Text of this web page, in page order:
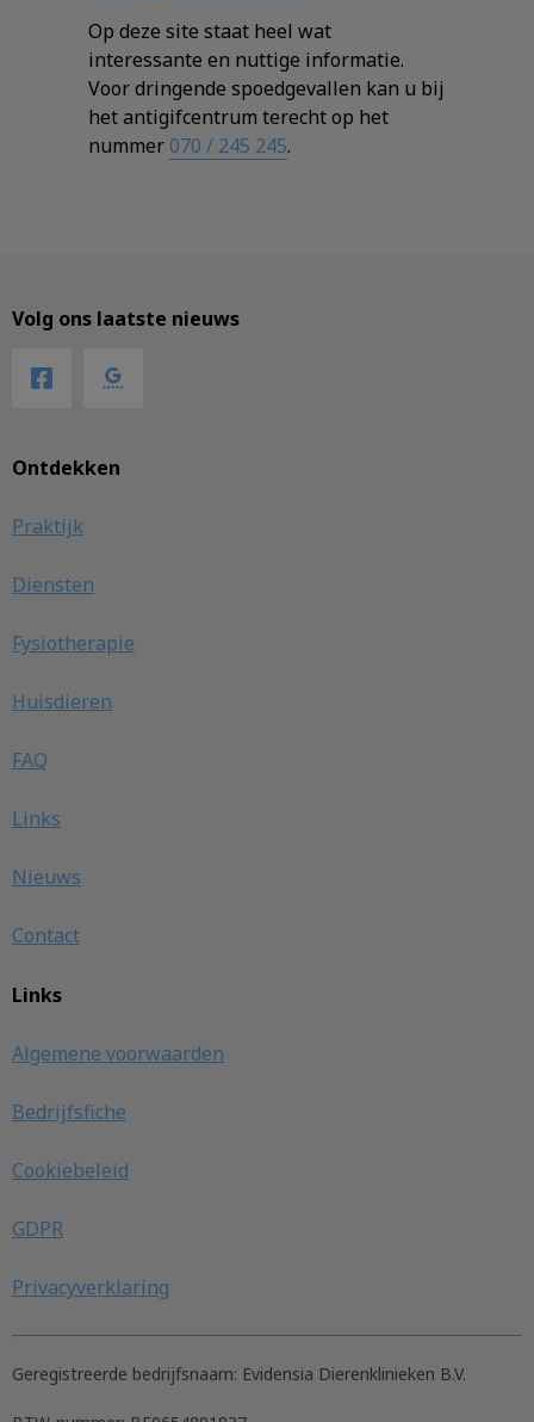
Op deze site staat heel wat
interessante en nuttige informatie.
Voor dringende spoedgevallen kan u bij
het antigifcentrum terecht op het
nummer 070 / 245 245.
Ontdekken
Praktijk
Diensten
Fysiotherapie
Huisdieren
FAQ
Links
Nieuws
Contact
Links
Algemene voorwaarden
Bedrijfsfiche
Cookiebeleid
GDPR
Privacyverklaring
Volg ons laatste nieuws
Geregistreerde bedrijfsnaam: Evidensia Dierenklinieken B.V.